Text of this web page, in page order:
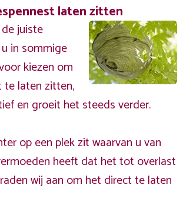
laten zitten
juiste
in sommige
kiezen om
te laten zitten,
en groeit het steeds verder.
op een plek zit waarvan u van
heeft dat het tot overlast
wij aan om het direct te laten